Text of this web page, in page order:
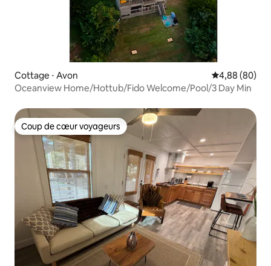
Cottage ⋅ Avon Évaluation
4,88 (80)
Oceanview Home/Hottub/Fido Welcome/Pool/3 Day Min
Coup de cœur voyageurs
Coup de cœur voyageurs